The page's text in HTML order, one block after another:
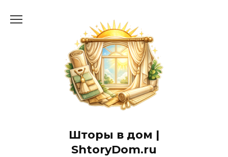
Шторы в дом |
ShtoryDom.ru